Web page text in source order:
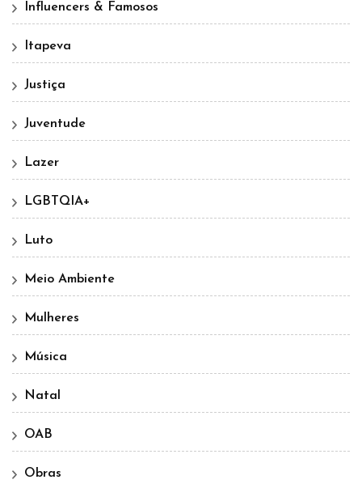
Influencers & Famosos
Itapeva
Justiça
Juventude
Lazer
LGBTQIA+
Luto
Meio Ambiente
Mulheres
Música
Natal
OAB
Obras